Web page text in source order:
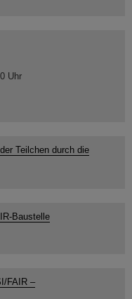
Uhr
Teilchen durch die
Baustelle
FAIR –